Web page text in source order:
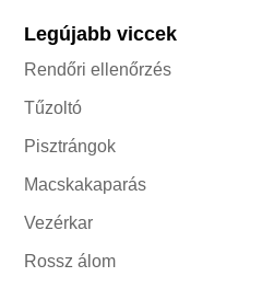
Legújabb viccek
Rendőri ellenőrzés
Tűzoltó
Pisztrángok
Macskakaparás
Vezérkar
Rossz álom